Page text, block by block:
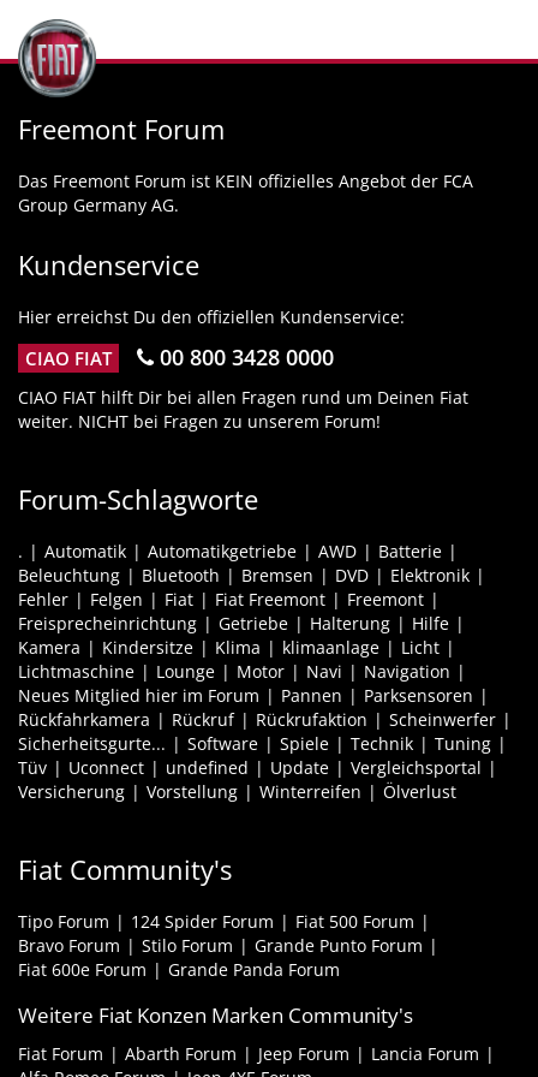
Freemont Forum
Das Freemont Forum ist KEIN offizielles Angebot der FCA
Group Germany AG.
Kundenservice
Hier erreichst Du den offiziellen Kundenservice:
CIAO FIAT 00 800 3428 0000
CIAO FIAT hilft Dir bei allen Fragen rund um Deinen Fiat
weiter. NICHT bei Fragen zu unserem Forum!
Forum-Schlagworte
. Automatik Automatikgetriebe AWD
Batterie
Beleuchtung
Bluetooth Bremsen DVD
Elektronik
Fehler
Felgen Fiat Fiat Freemont
Freemont
Freisprecheinrichtung
Getriebe Halterung
Hilfe
Kamera
Kindersitze Klima klimaanlage
Licht
Lichtmaschine
Lounge Motor Navi
Navigation
Neues Mitglied hier im Forum
Pannen
Parksensoren
Rückfahrkamera
Rückruf Rückrufaktion
Scheinwerfer
Sicherheitsgurte...
Software Spiele Technik
Tuning
Tüv
Uconnect undefined Update
Vergleichsportal
Versicherung
Vorstellung Winterreifen Ölverlust
Fiat Community's
Tipo Forum 124 Spider Forum
Fiat 500 Forum
Bravo Forum
Stilo Forum
Grande Punto Forum
Fiat 600e Forum
Grande Panda Forum
Weitere Fiat Konzen Marken Community's
Fiat Forum Abarth Forum Jeep Forum
Lancia Forum